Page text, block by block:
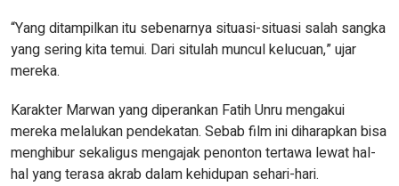
“Yang ditampilkan itu sebenarnya situasi-situasi salah sangka
yang sering kita temui. Dari situlah muncul kelucuan,” ujar
mereka.
Karakter Marwan yang diperankan Fatih Unru mengakui
mereka melalukan pendekatan. Sebab film ini diharapkan bisa
menghibur sekaligus mengajak penonton tertawa lewat hal-
hal yang terasa akrab dalam kehidupan sehari-hari.